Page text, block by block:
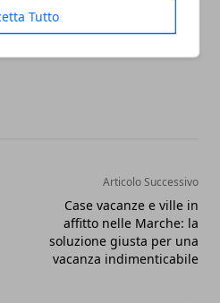
Tutto
Articolo Successivo
Case vacanze e ville in
affitto nelle Marche: la
soluzione giusta per una
vacanza indimenticabile